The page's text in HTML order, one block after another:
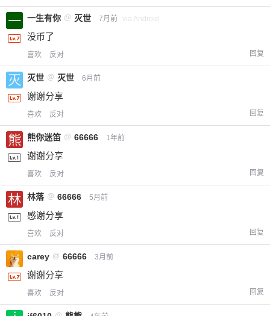
一生有你 @ 灭世 7月前 via Android
没币了
喜欢 反对 回复
灭世 @ 灭世 6月前
谢谢分享
喜欢 反对 回复
熊你迷笛 @ 66666 1年前
谢谢分享
喜欢 反对 回复
林落 @ 66666 5月前
感谢分享
喜欢 反对 回复
carey @ 66666 3月前
谢谢分享
喜欢 反对 回复